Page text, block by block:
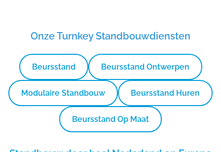
Onze Turnkey Standbouwdiensten
Beursstand Beursstand Ontwerpen
Modulaire Standbouw Beursstand Huren
Beursstand Op Maat